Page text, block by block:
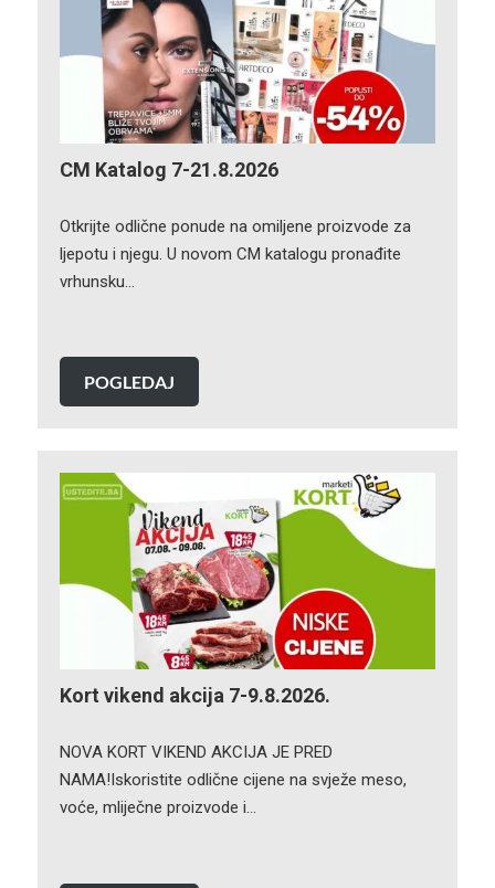
CM Katalog 7-21.8.2026
Otkrijte odlične ponude na omiljene proizvode za
ljepotu i njegu. U novom CM katalogu pronađite
vrhunsku…
POGLEDAJ
Kort vikend akcija 7-9.8.2026.
NOVA KORT VIKEND AKCIJA JE PRED
NAMA!Iskoristite odlične cijene na svježe meso,
voće, mliječne proizvode i…